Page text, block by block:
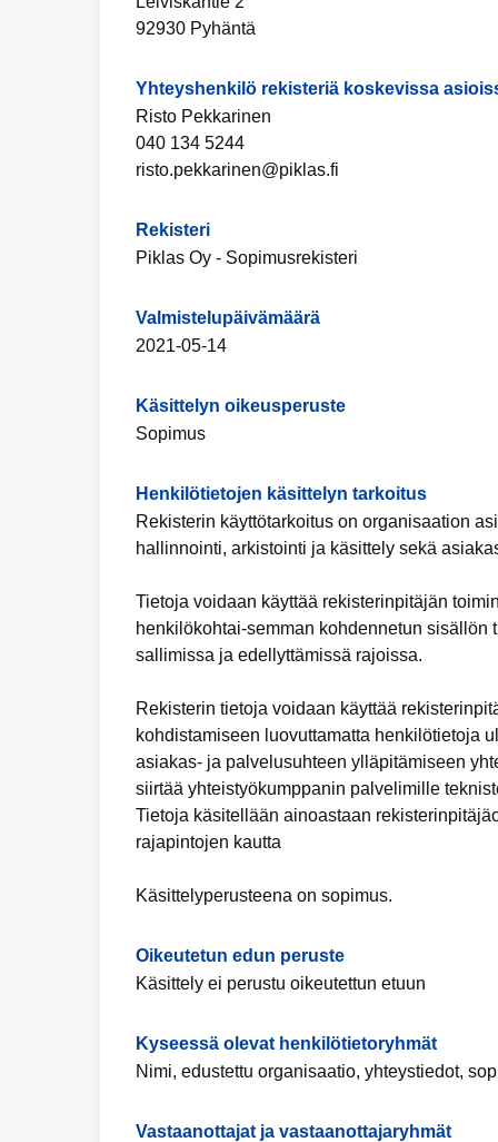
92930 Pyhäntä
Yhteyshenkilö rekisteriä koskevissa
Risto Pekkarinen
040 134 5244
risto.pekkarinen@piklas.fi
Rekisteri
Piklas Oy - Sopimusrekisteri
Valmistelupäivämäärä
2021-05-14
Käsittelyn oikeusperuste
Sopimus
Henkilötietojen käsittelyn tarkoitus
Rekisterin käyttötarkoitus on organisaation
hallinnointi, arkistointi ja käsittely sekä
Tietoja voidaan käyttää rekisterinpitäjän
henkilökohtai-semman kohdennetun
sallimissa ja edellyttämissä rajoissa.
Rekisterin tietoja voidaan käyttää
kohdistamiseen luovuttamatta henkilötietoja
asiakas- ja palvelusuhteen ylläpitämiseen
siirtää yhteistyökumppanin palvelimille
Tietoja käsitellään ainoastaan
rajapintojen kautta
Käsittelyperusteena on sopimus.
Oikeutetun edun peruste
Käsittely ei perustu oikeutettun etuun
Kyseessä olevat henkilötietoryhmät
Nimi, edustettu organisaatio, yhteystiedot,
Vastaanottajat ja vastaanottajaryhmät